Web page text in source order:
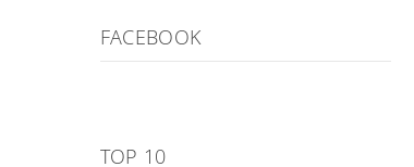
FACEBOOK
TOP 10